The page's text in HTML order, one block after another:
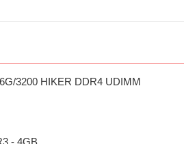
3200 HIKER DDR4 UDIMM
- 4GB